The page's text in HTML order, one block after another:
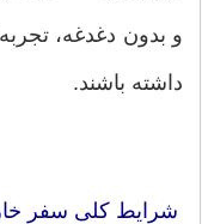
و بدون دغدغه،
داشته باشند.
شرایط کلی سفر